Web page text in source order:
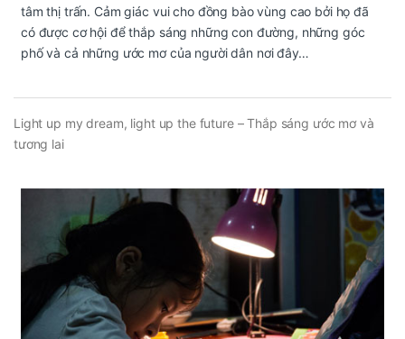
tâm thị trấn. Cảm giác vui cho đồng bào vùng cao bởi họ đã
có được cơ hội để thắp sáng những con đường, những góc
phố và cả những ước mơ của người dân nơi đây…
Light up my dream, light up the future – Thắp sáng ước mơ và
tương lai